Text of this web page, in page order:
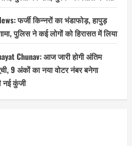
फर्जी किन्नरों का भंडाफोड़, हापुड़
पुलिस ने कई लोगों को हिरासत में लिया
Chunav: आज जारी होगी अंतिम
9 अंकों का नया वोटर नंबर बनेगा
नई कुंजी